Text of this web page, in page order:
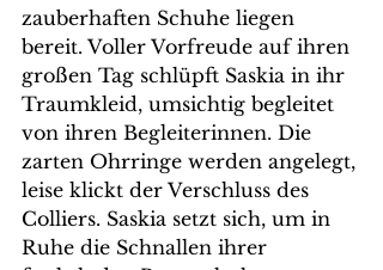
zauberhaften Schuhe liegen
bereit. Voller Vorfreude auf ihren
großen Tag schlüpft Saskia in ihr
Traumkleid, umsichtig begleitet
von ihren Begleiterinnen. Die
zarten Ohrringe werden angelegt,
leise klickt der Verschluss des
Colliers. Saskia setzt sich, um in
Ruhe die Schnallen ihrer